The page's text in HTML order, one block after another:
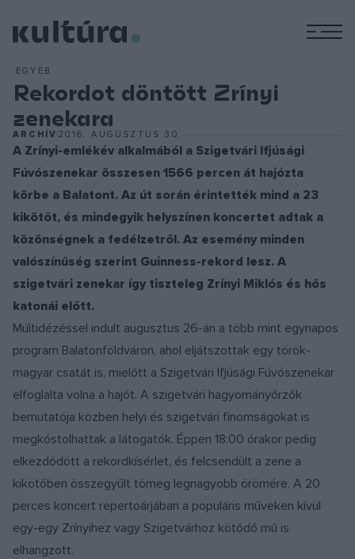
EGYÉB
Rekordot döntött Zrínyi
zenekara
ARCHÍV2016. AUGUSZTUS 30.
A Zrínyi-emlékév alkalmából a Szigetvári Ifjúsági
Fúvószenekar összesen 1566 percen át hajózta
körbe a Balatont. Az út során érintették mind a 23
kikötőt, és mindegyik helyszínen koncertet adtak a
közönségnek a fedélzetről. Az esemény minden
valószínűség szerint Guinness-rekord lesz. A
szigetvári zenekar így tiszteleg Zrínyi Miklós és hős
katonái előtt.
Múltidézéssel indult augusztus 26-án a több mint egynapos
program Balatonföldváron, ahol eljátszottak egy török-
magyar csatát is, mielőtt a Szigetvári Ifjúsági Fúvószenekar
elfoglalta volna a hajót. A szigetvári hagyományőrzők
bemutatója közben helyi és szigetvári finomságokat is
megkóstolhattak a látogatók. Éppen 18:00 órakor pedig
elkezdődött a rekordkísérlet, és felcsendült a zene a
kikötőben összegyűlt tömeg legnagyobb örömére. A 20
perces koncert repertoárjában a populáris műveken kívül
egy-egy Zrínyihez vagy Szigetvárhoz kötődő mű is
elhangzott.